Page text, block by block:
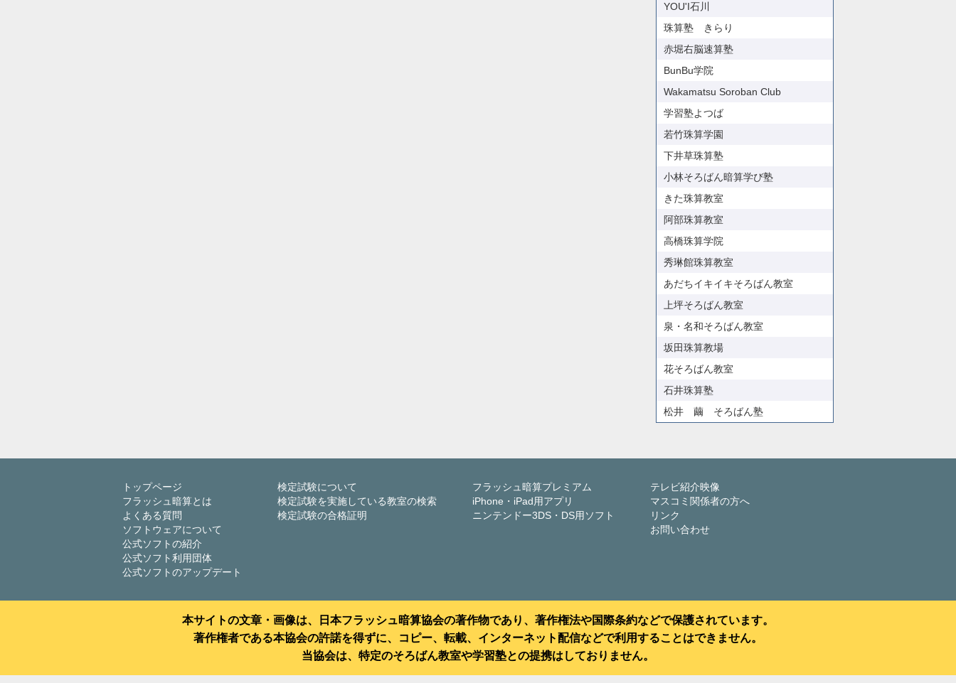
YOU'I石川
珠算塾 きらり
赤堀右脳速算塾
BunBu学院
Wakamatsu Soroban Club
学習塾よつば
若竹珠算学園
下井草珠算塾
小林そろばん暗算学び塾
きた珠算教室
阿部珠算教室
高橋珠算学院
秀琳館珠算教室
あだちイキイキそろばん教室
上坪そろばん教室
泉・名和そろばん教室
坂田珠算教場
花そろばん教室
石井珠算塾
松井 繭 そろばん塾
トップページ
フラッシュ暗算とは
よくある質問
ソフトウェアについて
公式ソフトの紹介
公式ソフト利用団体
公式ソフトのアップデート
検定試験について
検定試験を実施している教室の検索
検定試験の合格証明
フラッシュ暗算プレミアム
iPhone・iPad用アプリ
ニンテンドー3DS・DS用ソフト
テレビ紹介映像
マスコミ関係者の方へ
リンク
お問い合わせ
本サイトの文章・画像は、日本フラッシュ暗算協会の著作物であり、著作権法や国際条約などで保護されています。
著作権者である本協会の許諾を得ずに、コピー、転載、インターネット配信などで利用することはできません。
当協会は、特定のそろばん教室や学習塾との提携はしておりません。